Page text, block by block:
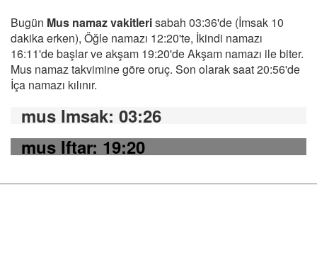
Bugün Mus namaz vakitlerisabah 03:36'de (İmsak 10
dakika erken), Öğle namazı 12:20'te, İkindi namazı
16:11'de başlar ve akşam 19:20'de Akşam namazı ile biter.
Mus namaz takvimine göre oruç. Son olarak saat 20:56'de
İça namazı kılınır.
mus Imsak: 03:26
mus Iftar: 19:20